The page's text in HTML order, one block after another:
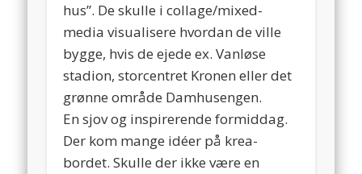
hus”. De skulle i collage/mixed-
media visualisere hvordan de ville
bygge, hvis de ejede ex. Vanløse
stadion, storcentret Kronen eller det
grønne område Damhusengen.
En sjov og inspirerende formiddag.
Der kom mange idéer på krea-
bordet. Skulle der ikke være en